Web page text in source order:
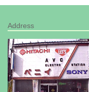
Address